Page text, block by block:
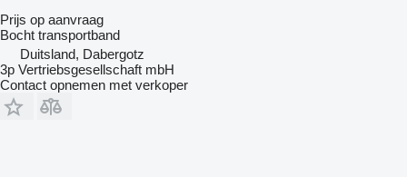
Prijs op aanvraag
Bocht transportband
Duitsland, Dabergotz
3p Vertriebsgesellschaft mbH
Contact opnemen met verkoper